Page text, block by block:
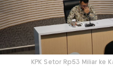
KPK Setor Rp53 Miliar ke